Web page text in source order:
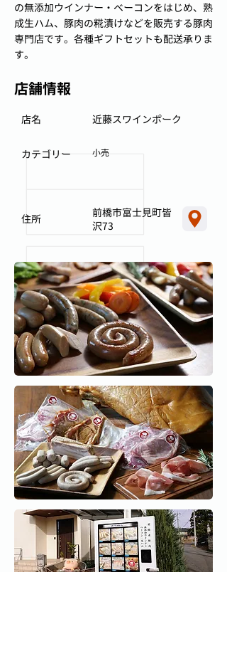
の無添加ウインナー・ベーコンをはじめ、熟
成生ハム、豚肉の糀漬けなどを販売する豚肉
専門店です。各種ギフトセットも配送承りま
す。
店舗情報
近藤スワインポーク
店名
小売
カテゴリー
前橋市富士見町皆
沢73
住所